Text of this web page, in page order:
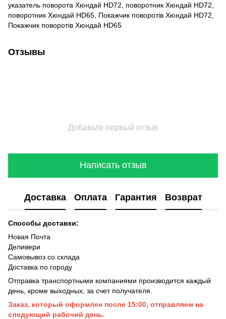
указатель поворота Хюндай HD72, поворотник Хюндай HD72,
поворотник Хюндай HD65, Покажчик поворотiв Хюндай HD72,
Покажчик поворотiв Хюндай HD65
Отзывы
Добавьте первый отзыв
Написать отзыв
Доставка Оплата Гарантия Возврат
Способы доставки:
Новая Почта
Деливери
Самовывоз со склада
Доставка по городу
Отправка транспортными компаниями производится каждый
день, кроме выходных, за счет получателя.
Заказ, который оформлен после 15:00, отправляем на
следующий рабочий день.